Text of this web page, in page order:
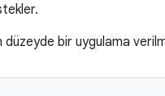
düzeyde bir uygulama